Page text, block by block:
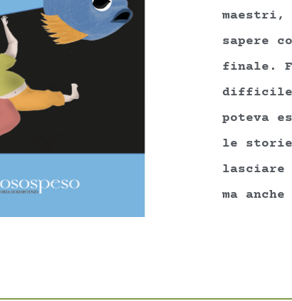
maestri,
sapere
finale.
difficile.
poteva
le
lasciare
ma